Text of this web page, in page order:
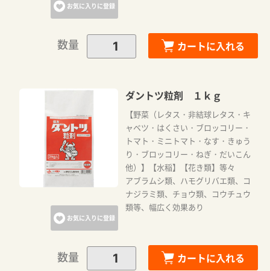
お気に入りに登録
数量 カートに入れる
お気に入りに登録
ダントツ粒剤 １ｋｇ
【野菜（レタス・非結球レタス・キ
ャベツ・はくさい・ブロッコリー・
トマト・ミニトマト・なす・きゅう
り・ブロッコリー・ねぎ・だいこん
他）】【水稲】【花き類】等々
アブラムシ類、ハモグリバエ類、コ
ナジラミ類、チョウ類、コウチュウ
類等、幅広く効果あり
数量 カートに入れる